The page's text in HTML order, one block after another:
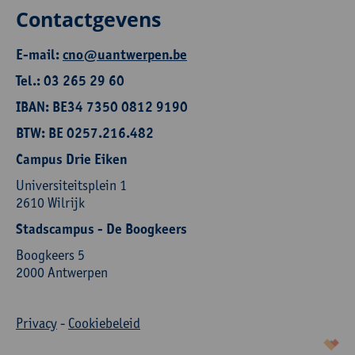
Contactgevens
E-mail:cno@uantwerpen.be
Tel.: 03 265 29 60
IBAN: BE34 7350 0812 9190
BTW: BE 0257.216.482
Campus Drie Eiken
Universiteitsplein 1
2610 Wilrijk
Stadscampus - De Boogkeers
Boogkeers 5
2000 Antwerpen
Privacy- Cookiebeleid
korazon.be